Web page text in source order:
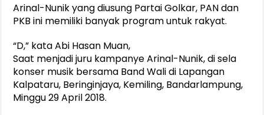
Arinal-Nunik yang diusung Partai Golkar, PAN dan
PKB ini memiliki banyak program untuk rakyat.
“D,” kata Abi Hasan Muan,
Saat menjadi juru kampanye Arinal-Nunik, di sela
konser musik bersama Band Wali di Lapangan
Kalpataru, Beringinjaya, Kemiling, Bandarlampung,
Minggu 29 April 2018.